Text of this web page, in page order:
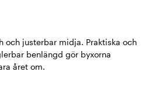
och justerbar midja. Praktiska och
benlängd gör byxorna
året om.